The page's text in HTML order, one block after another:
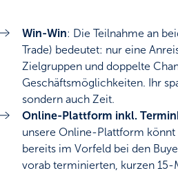
Win-Win: Die Teilnahme an
Trade) bedeutet: nur eine
Zielgruppen und doppelte
Geschäftsmöglichkeiten. Ihr
sondern auch Zeit.
Online-Plattform inkl.
unsere Online-Plattform
bereits im Vorfeld bei den
vorab terminierten, kurzen